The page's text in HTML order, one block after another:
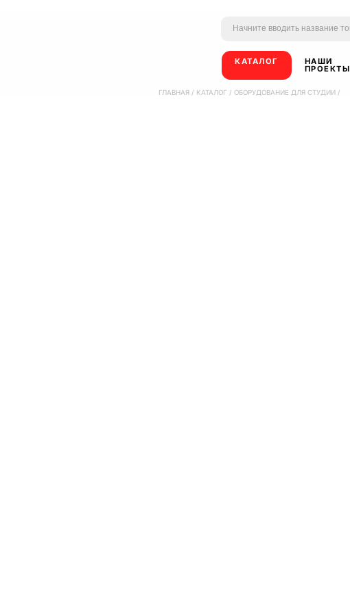
КАТАЛОГ НАШИ
ПРОЕКТЫ
ГЛАВНАЯ / КАТАЛОГ / ОБОРУДОВАНИЕ ДЛЯ СТУДИИ /